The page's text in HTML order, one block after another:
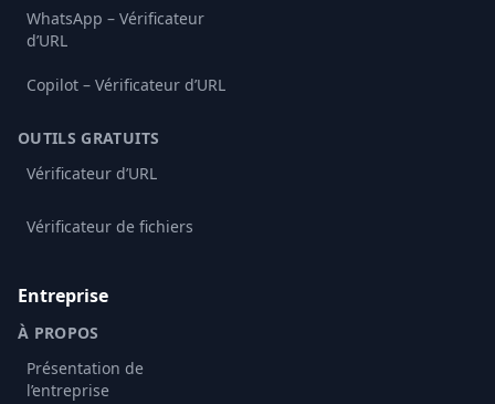
WhatsApp – Vérificateur
d’URL
Copilot – Vérificateur d’URL
OUTILS GRATUITS
Vérificateur d’URL
Vérificateur de fichiers
Entreprise
À PROPOS
Présentation de
l’entreprise